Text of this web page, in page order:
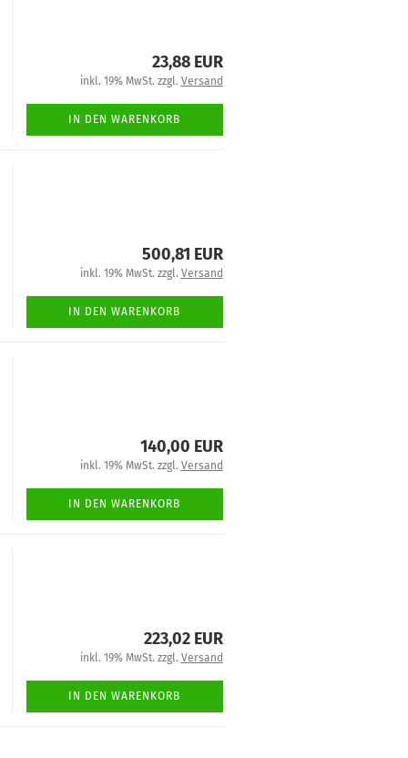
23,88 EUR
inkl. 19% MwSt. zzgl. Versand
IN DEN WARENKORB
500,81 EUR
inkl. 19% MwSt. zzgl. Versand
IN DEN WARENKORB
140,00 EUR
inkl. 19% MwSt. zzgl. Versand
IN DEN WARENKORB
223,02 EUR
inkl. 19% MwSt. zzgl. Versand
IN DEN WARENKORB